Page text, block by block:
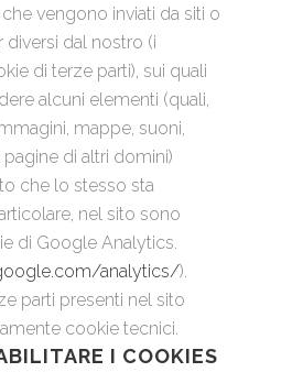
vengono inviati da siti o
diversi dal nostro (i
di terze parti), sui quali
alcuni elementi (quali,
mappe, suoni,
di altri domini)
che lo stesso sta
nel sito sono
di Google Analytics.
analytics/).
parti presenti nel sito
cookie tecnici.
I COOKIES